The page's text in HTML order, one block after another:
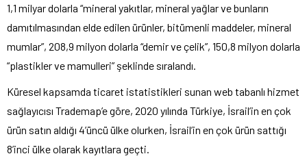
1,1 milyar dolarla “mineral yakıtlar, mineral yağlar ve bunların
damıtılmasından elde edilen ürünler, bitümenli maddeler, mineral
mumlar”, 208,9 milyon dolarla “demir ve çelik”, 150,8 milyon dolarla
“plastikler ve mamulleri” şeklinde sıralandı.
Küresel kapsamda ticaret istatistikleri sunan web tabanlı hizmet
sağlayıcısı Trademap’e göre, 2020 yılında Türkiye, İsrail’in en çok
ürün satın aldığı 4’üncü ülke olurken, İsrail’in en çok ürün sattığı
8’inci ülke olarak kayıtlara geçti.